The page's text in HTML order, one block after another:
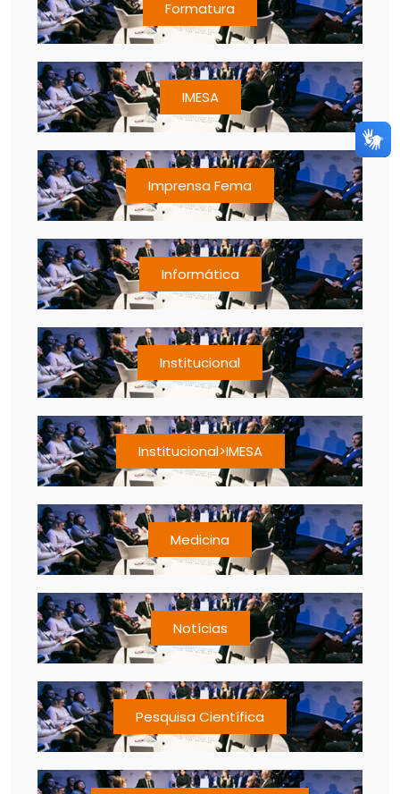
Formatura
IMESA
Imprensa Fema
Informática
Institucional
Institucional>IMESA
Medicina
Notícias
Pesquisa Científica